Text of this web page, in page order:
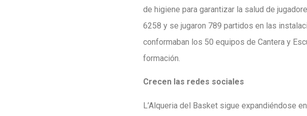
de higiene para garantizar la salud de
6258 y se jugaron 789 partidos en las
conformaban los 50 equipos de Cantera y
formación.
Crecen las redes sociales
L’Alqueria del Basket sigue expandiéndose